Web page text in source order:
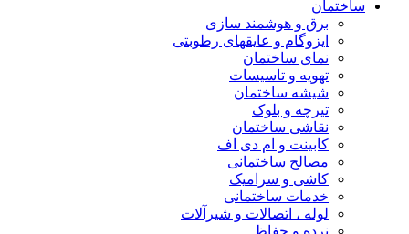
ساختمان
برق و هوشمند سازی
ایزوگام و عایقهای رطوبتی
نمای ساختمان
تهویه و تاسیسات
شیشه ساختمان
تیرچه و بلوک
نقاشی ساختمان
کابینت و ام دی اف
مصالح ساختمانی
کاشی و سرامیک
خدمات ساختمانی
لوله ، اتصالات و شیرآلات